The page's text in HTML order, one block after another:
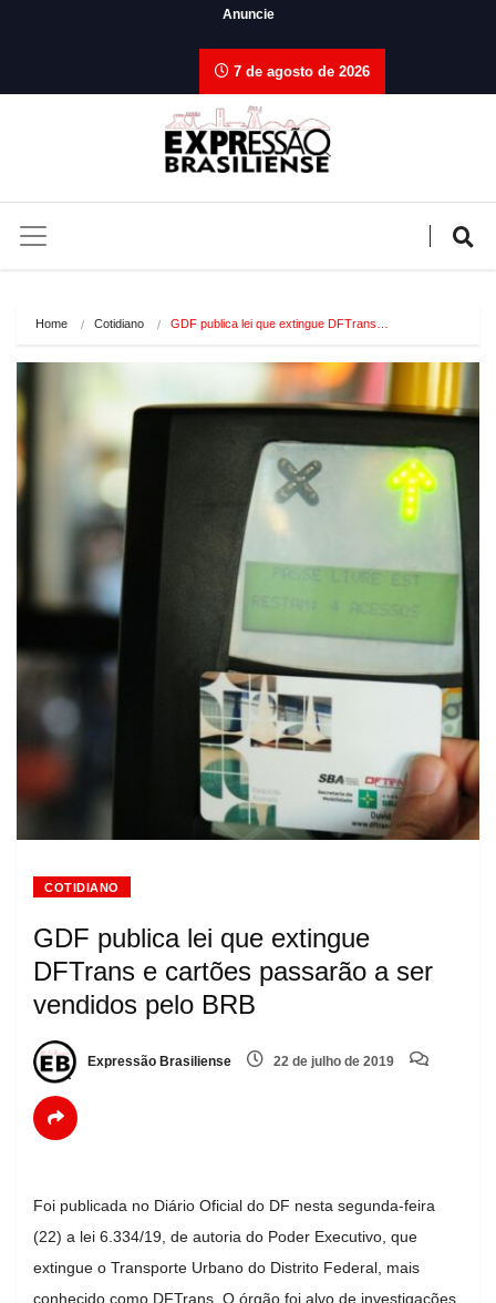
Anuncie
7 de agosto de 2026
Home Cotidiano GDF publica lei que extingue DFTrans…
COTIDIANO
GDF publica lei que extingue
DFTrans e cartões passarão a ser
vendidos pelo BRB
Expressão Brasiliense 22 de julho de 2019
Foi publicada no Diário Oficial do DF nesta segunda-feira
(22) a lei 6.334/19, de autoria do Poder Executivo, que
extingue o Transporte Urbano do Distrito Federal, mais
conhecido como DFTrans. O órgão foi alvo de investigações